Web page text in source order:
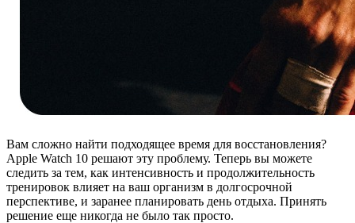
Вам сложно найти подходящее время для восстановления?
Apple Watch 10 решают эту проблему. Теперь вы можете
следить за тем, как интенсивность и продолжительность
тренировок влияет на ваш организм в долгосрочной
перспективе, и заранее планировать день отдыха. Принять
решение еще никогда не было так просто.